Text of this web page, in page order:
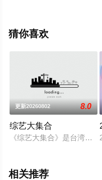
机免费观看高清未删减完
了解。
猜你喜欢
更新20260802 8.0
综艺大集合
《综艺大集合》是台湾的
相关推荐